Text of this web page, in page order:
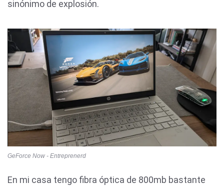
sinónimo de explosión.
GeForce Now - Entreprenerd
En mi casa tengo fibra óptica de 800mb bastante